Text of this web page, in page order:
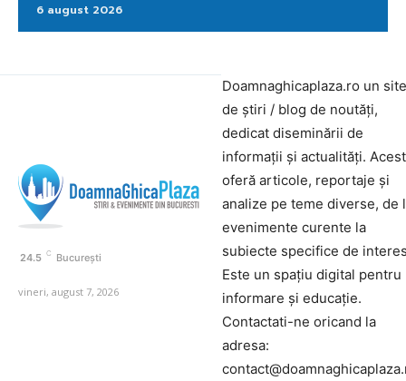
6 august 2026
24.5 C București
vineri, august 7, 2026
Doamnaghicaplaza.ro un site
de știri / blog de noutăți,
dedicat diseminării de
informații și actualități.
oferă articole, reportaje și
analize pe teme diverse, de
evenimente curente la
subiecte specifice de
Este un spațiu digital pentru
informare și educație.
Contactati-ne oricand la
adresa: